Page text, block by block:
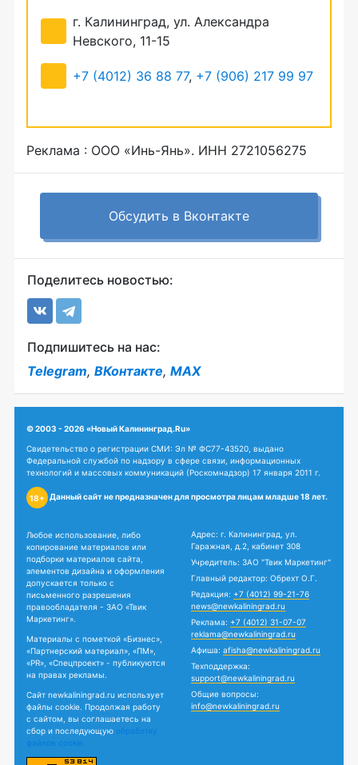
г. Калининград, ул. Александра
Невского, 11-15
+7 (4012) 36 88 77, +7 (906) 217 99 97
Реклама : ООО «Инь-Янь». ИНН 2721056275
Обсудить в Вконтакте
Поделитесь новостью:
Подпишитесь на нас:
Telegram, ВКонтакте, MAX
© 2003 - 2026 «Новый Калининград.Ru»
Свидетельство о регистрации СМИ: Эл № ФС77-43520, выдано
Федеральной службой по надзору в сфере связи, информационных
технологий и массовых коммуникаций (Роскомнадзор) 17 января 2011 г.
18+ Данный сайт не предназначен для просмотра лицам младше 18 лет.
Любое использование, либо
копирование материалов или
подборки материалов сайта,
элементов дизайна и оформления
допускается только с
письменного разрешения
правообладателя - ЗАО «Твик
Маркетинг».
Материалы с пометкой «Бизнес»,
«Партнерский материал», «ПМ»,
«PR», «Спецпроект» - публикуются
на правах рекламы.
Сайт newkaliningrad.ru использует
файлы cookie. Продолжая работу
с сайтом, вы соглашаетесь на
сбор и последующую обработку
файлов cookie.
Адрес: г. Калининград, ул.
Гаражная, д.2, кабинет 308
Учредитель: ЗАО "Твик Маркетинг"
Главный редактор: Обрехт О.Г.
Редакция: +7 (4012) 99-21-76
news@newkaliningrad.ru
Реклама: +7 (4012) 31-07-07
reklama@newkaliningrad.ru
Афиша: afisha@newkaliningrad.ru
Техподдержка:
support@newkaliningrad.ru
Общие вопросы:
info@newkaliningrad.ru